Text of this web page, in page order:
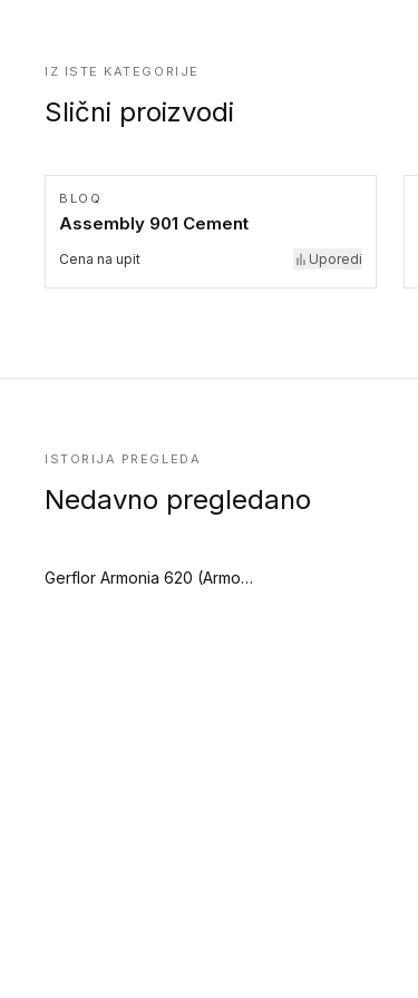
IZ ISTE KATEGORIJE
Slični proizvodi
BLOQ
Assembly 901 Cement
Cena na upit Uporedi
ISTORIJA PREGLEDA
Nedavno pregledano
Gerflor Armonia 620 (Armonia 620)